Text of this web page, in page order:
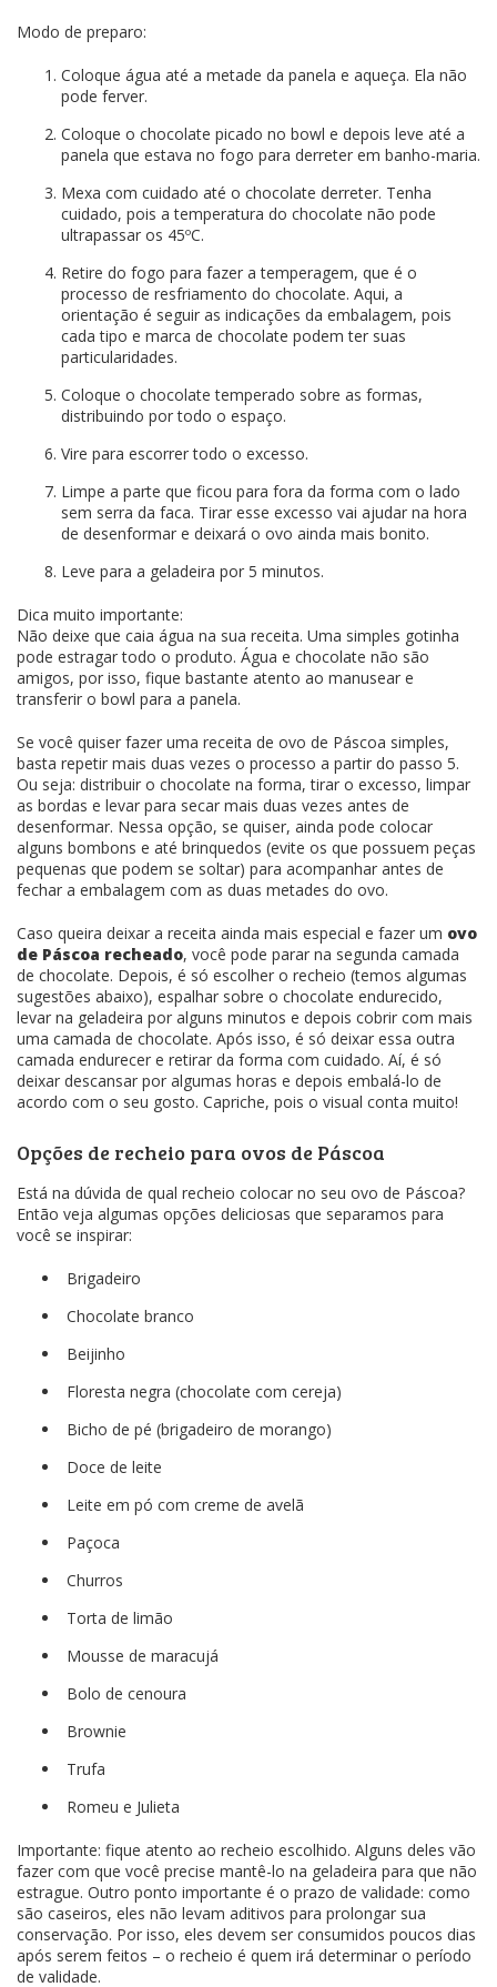
Modo de preparo:
Coloque água até a metade da panela e aqueça. Ela não
pode ferver.
Coloque o chocolate picado no bowl e depois leve até a
panela que estava no fogo para derreter em banho-maria.
Mexa com cuidado até o chocolate derreter. Tenha
cuidado, pois a temperatura do chocolate não pode
ultrapassar os 45ºC.
Retire do fogo para fazer a temperagem, que é o
processo de resfriamento do chocolate. Aqui, a
orientação é seguir as indicações da embalagem, pois
cada tipo e marca de chocolate podem ter suas
particularidades.
Coloque o chocolate temperado sobre as formas,
distribuindo por todo o espaço.
Vire para escorrer todo o excesso.
Limpe a parte que ficou para fora da forma com o lado
sem serra da faca. Tirar esse excesso vai ajudar na hora
de desenformar e deixará o ovo ainda mais bonito.
Leve para a geladeira por 5 minutos.
Dica muito importante:
Não deixe que caia água na sua receita. Uma simples gotinha
pode estragar todo o produto. Água e chocolate não são
amigos, por isso, fique bastante atento ao manusear e
transferir o bowl para a panela.
Se você quiser fazer uma receita de ovo de Páscoa simples,
basta repetir mais duas vezes o processo a partir do passo 5.
Ou seja: distribuir o chocolate na forma, tirar o excesso, limpar
as bordas e levar para secar mais duas vezes antes de
desenformar. Nessa opção, se quiser, ainda pode colocar
alguns bombons e até brinquedos (evite os que possuem peças
pequenas que podem se soltar) para acompanhar antes de
fechar a embalagem com as duas metades do ovo.
Caso queira deixar a receita ainda mais especial e fazer um ovo
de Páscoa recheado, você pode parar na segunda camada
de chocolate. Depois, é só escolher o recheio (temos algumas
sugestões abaixo), espalhar sobre o chocolate endurecido,
levar na geladeira por alguns minutos e depois cobrir com mais
uma camada de chocolate. Após isso, é só deixar essa outra
camada endurecer e retirar da forma com cuidado. Aí, é só
deixar descansar por algumas horas e depois embalá-lo de
acordo com o seu gosto. Capriche, pois o visual conta muito!
Opções de recheio para ovos de Páscoa
Está na dúvida de qual recheio colocar no seu ovo de Páscoa?
Então veja algumas opções deliciosas que separamos para
você se inspirar:
Brigadeiro
Chocolate branco
Beijinho
Floresta negra (chocolate com cereja)
Bicho de pé (brigadeiro de morango)
Doce de leite
Leite em pó com creme de avelã
Paçoca
Churros
Torta de limão
Mousse de maracujá
Bolo de cenoura
Brownie
Trufa
Romeu e Julieta
Importante: fique atento ao recheio escolhido. Alguns deles vão
fazer com que você precise mantê-lo na geladeira para que não
estrague. Outro ponto importante é o prazo de validade: como
são caseiros, eles não levam aditivos para prolongar sua
conservação. Por isso, eles devem ser consumidos poucos dias
após serem feitos – o recheio é quem irá determinar o período
de validade.